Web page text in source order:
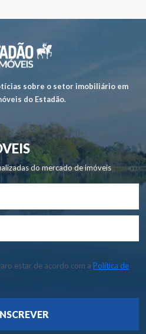
sobre o setor imobiliário em
do Estadão.
do mercado de imóveis
estar de acordo com a Política de